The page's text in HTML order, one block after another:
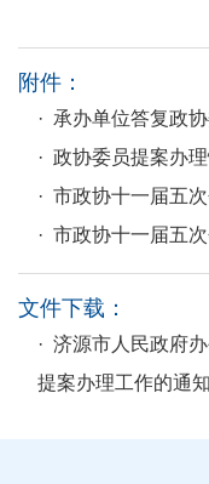
附件：
· 承办单位答复政
· 政协委员提案办
· 市政协十一届五
· 市政协十一届五
文件下载：
· 济源市人民政府
提案办理工作的通